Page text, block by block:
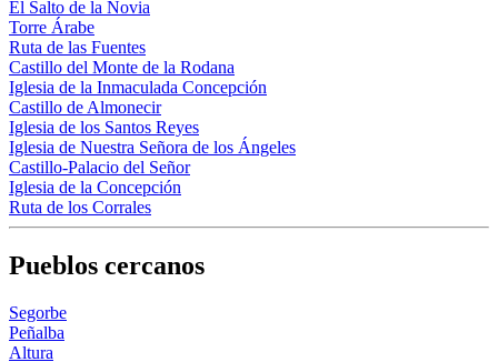
El Salto de la Novia
Torre Árabe
Ruta de las Fuentes
Castillo del Monte de la Rodana
Iglesia de la Inmaculada Concepción
Castillo de Almonecir
Iglesia de los Santos Reyes
Iglesia de Nuestra Señora de los Ángeles
Castillo-Palacio del Señor
Iglesia de la Concepción
Ruta de los Corrales
Pueblos cercanos
Segorbe
Peñalba
Altura